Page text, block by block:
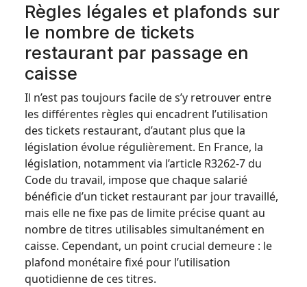
Règles légales et plafonds sur
le nombre de tickets
restaurant par passage en
caisse
Il n’est pas toujours facile de s’y retrouver entre
les différentes règles qui encadrent l’utilisation
des tickets restaurant, d’autant plus que la
législation évolue régulièrement. En France, la
législation, notamment via l’article R3262-7 du
Code du travail, impose que chaque salarié
bénéficie d’un ticket restaurant par jour travaillé,
mais elle ne fixe pas de limite précise quant au
nombre de titres utilisables simultanément en
caisse. Cependant, un point crucial demeure : le
plafond monétaire fixé pour l’utilisation
quotidienne de ces titres.